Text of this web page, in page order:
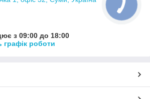
з 09:00 до 18:00
графік роботи